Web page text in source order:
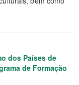
dos Países de
de Formação